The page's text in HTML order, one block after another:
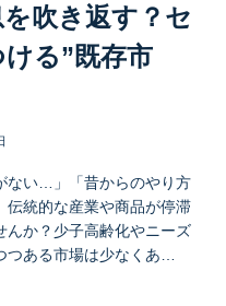
吹き返す？セ
る”既存市
ない…」「昔からのやり方
統的な産業や商品が停滞
んか？少子高齢化やニーズ
つある市場は少なくあ…